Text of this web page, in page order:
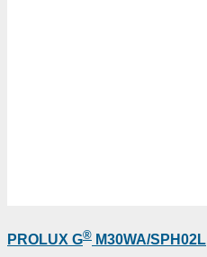
PROLUX G® M30WA/SPH02L